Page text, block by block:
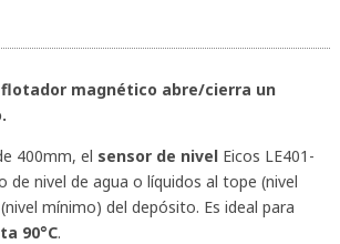
magnético abre/cierra un
400mm, el sensor de nivelEicos LE401-
de nivel de agua o líquidos al tope (nivel
mínimo) del depósito. Es ideal para
90°C.